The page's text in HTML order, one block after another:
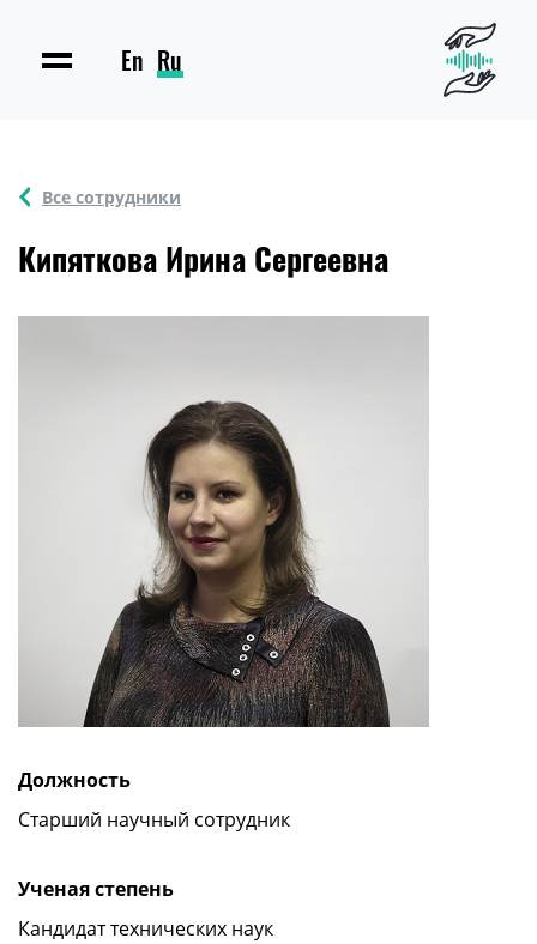
En Ru
Все сотрудники
Кипяткова Ирина Сергеевна
Должность
Старший научный сотрудник
Ученая степень
Кандидат технических наук